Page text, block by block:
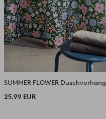
SUMMER FLOWER Duschvorhang
25.99 EUR